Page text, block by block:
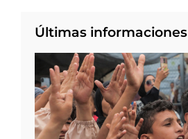
Últimas informaciones